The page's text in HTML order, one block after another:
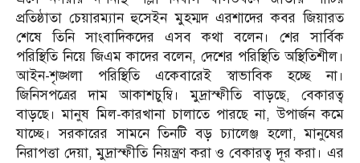
প্রতিষ্ঠাতা চেয়ারম্যান হুসেইন মুহম্মদ এরশাদের কবর জিয়ারত
শেষে তিনি সাংবাদিকদের এসব কথা বলেন। শের সার্বিক
পরিস্থিতি নিয়ে জিএম কাদের বলেন, দেশের পরিস্থিতি অস্থিতিশীল।
আইন-শৃঙ্খলা পরিস্থিতি একেবারেই স্বাভাবিক হচ্ছে না।
জিনিসপত্রের দাম আকাশচুম্বি। মুদ্রাস্ফীতি বাড়ছে, বেকারত্ব
বাড়ছে। মানুষ মিল-কারখানা চালাতে পারছে না, উপার্জন কমে
যাচ্ছে। সরকারের সামনে তিনটি বড় চ্যালেঞ্জ হলো, মানুষের
নিরাপত্তা দেয়া, মুদ্রাস্ফীতি নিয়ন্ত্রণ করা ও বেকারত্ব দূর করা। এর